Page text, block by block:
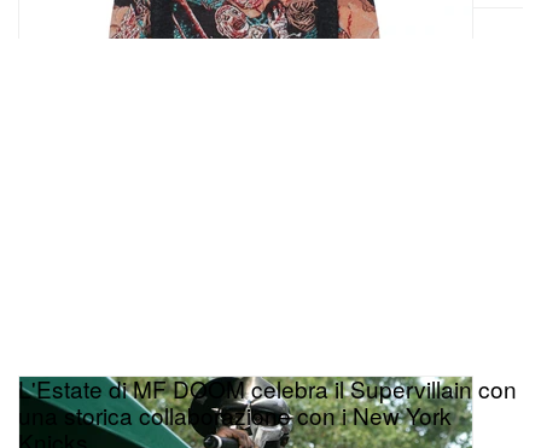
L'Estate di MF DOOM celebra il Supervillain con
una storica collaborazione con i New York